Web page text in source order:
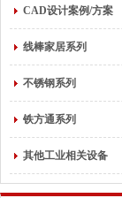
CAD设计案例/方案
线棒家居系列
不锈钢系列
铁方通系列
其他工业相关设备